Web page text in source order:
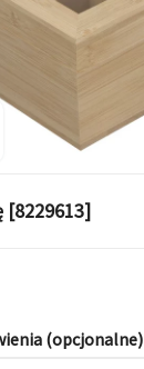
[8229613]
(opcjonalne)